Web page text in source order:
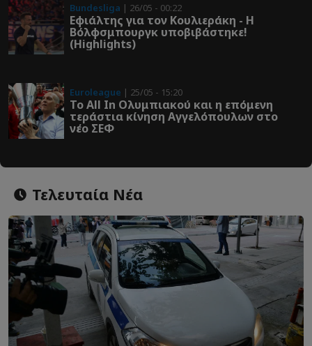
Bundesliga | 26/05 - 00:22
Εφιάλτης για τον Κουλιεράκη - Η
Βόλφσμπουργκ υποβιβάστηκε!
(Highlights)
Euroleague | 25/05 - 15:20
Το All In Ολυμπιακού και η επόμενη
τεράστια κίνηση Αγγελόπουλων στο
νέο ΣΕΦ
Τελευταία Νέα